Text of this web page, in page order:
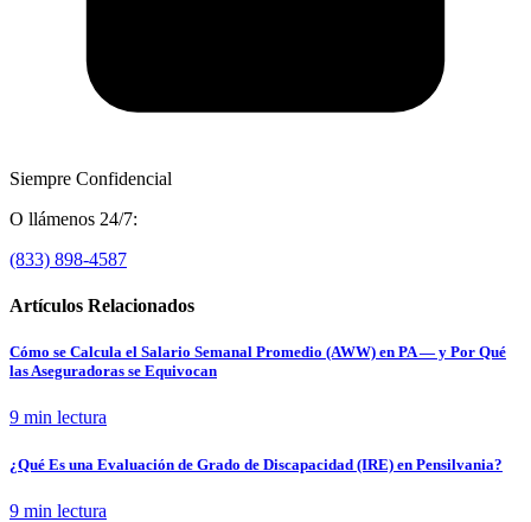
Siempre Confidencial
O llámenos 24/7:
(833) 898-4587
Artículos Relacionados
Cómo se Calcula el Salario Semanal Promedio (AWW) en PA — y Por Qué
las Aseguradoras se Equivocan
9 min lectura
¿Qué Es una Evaluación de Grado de Discapacidad (IRE) en Pensilvania?
9 min lectura